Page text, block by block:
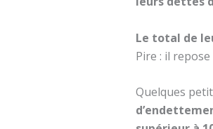
Le total de
Pire : il
Quelques